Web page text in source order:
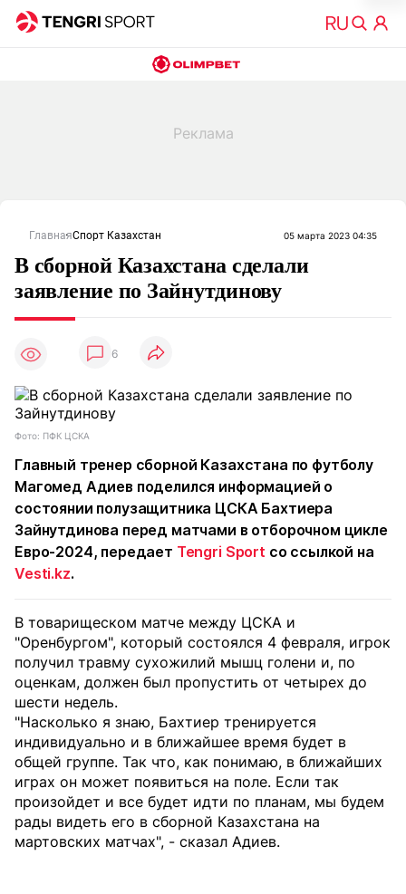
ГлавнаяСпорт Казахстан 05 марта 2023 04:35
В сборной Казахстана сделали
заявление по Зайнутдинову
6
Фото: ПФК ЦСКА
Главный тренер сборной Казахстана по футболу
Магомед Адиев поделился информацией о
состоянии полузащитника ЦСКА Бахтиера
Зайнутдинова перед матчами в отборочном цикле
Евро-2024, передает Tengri Sport со ссылкой на
Vesti.kz.
В товарищеском матче между ЦСКА и
"Оренбургом", который состоялся 4 февраля, игрок
получил травму сухожилий мышц голени и, по
оценкам, должен был пропустить от четырех до
шести недель.
"Насколько я знаю, Бахтиер тренируется
индивидуально и в ближайшее время будет в
общей группе. Так что, как понимаю, в ближайших
играх он может появиться на поле. Если так
произойдет и все будет идти по планам, мы будем
рады видеть его в сборной Казахстана на
мартовских матчах", - сказал Адиев.